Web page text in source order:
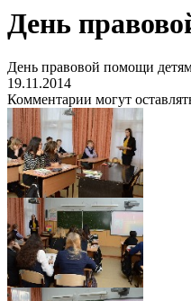
День
День правовой помощи
19.11.2014
Комментарии могут